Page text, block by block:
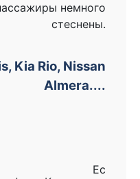
немного
стеснены.
Kia Rio, Nissan
Almera....
Ес